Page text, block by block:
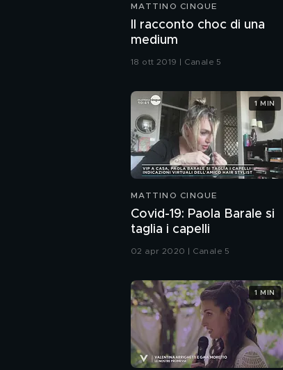
MATTINO CINQUE
Il racconto choc di una
medium
18 ott 2019 | Canale 5
MATTINO CINQUE
Covid-19: Paola Barale si
taglia i capelli
02 apr 2020 | Canale 5
1 MIN
1 MIN